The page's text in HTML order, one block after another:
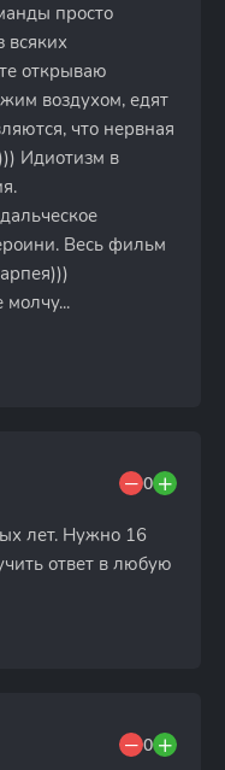
просто
всяких
открываю
воздухом, едят
что нервная
Идиотизм в
Весь фильм
0
лет. Нужно 16
ответ в любую
0